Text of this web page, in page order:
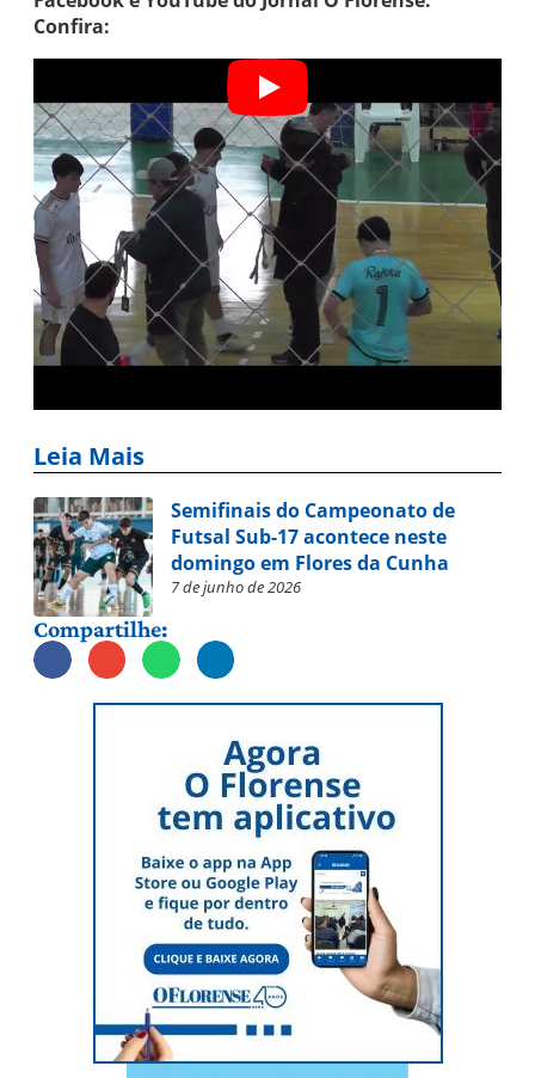
Confira:
Leia Mais
Semifinais do Campeonato de
Futsal Sub-17 acontece neste
domingo em Flores da Cunha
7 de junho de 2026
Compartilhe: